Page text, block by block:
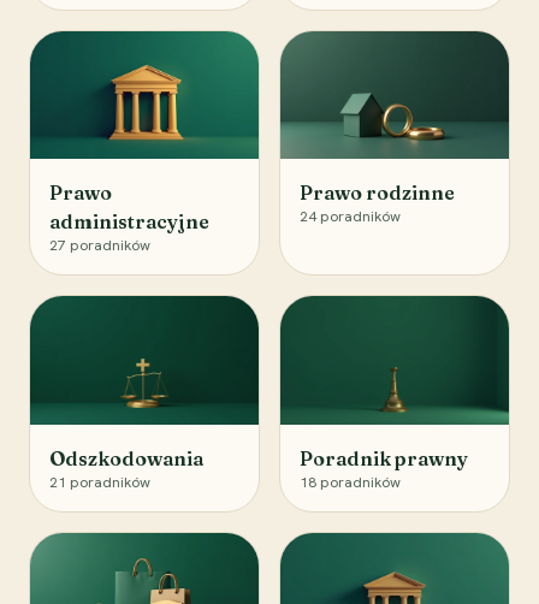
Prawo
administracyjne
27 poradników
Prawo rodzinne
24 poradników
Odszkodowania
21 poradników
Poradnik prawny
18 poradników